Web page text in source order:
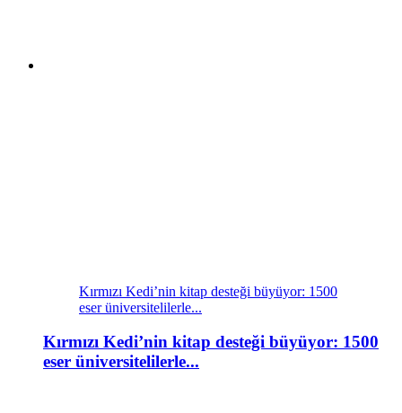
Kırmızı Kedi’nin kitap desteği büyüyor: 1500
eser üniversitelilerle...
Kırmızı Kedi’nin kitap desteği büyüyor: 1500
eser üniversitelilerle...